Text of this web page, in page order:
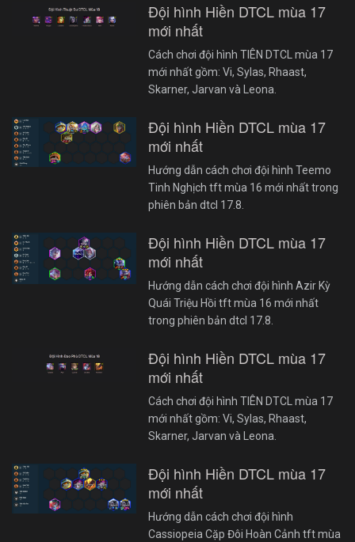
Đội hình Hiền DTCL mùa 17
mới nhất
Cách chơi đội hình TIÊN DTCL mùa 17
mới nhất gồm: Vi, Sylas, Rhaast,
Skarner, Jarvan và Leona.
Đội hình Hiền DTCL mùa 17
mới nhất
Hướng dẫn cách chơi đội hình Teemo
Tinh Nghịch tft mùa 16 mới nhất trong
phiên bản dtcl 17.8.
Đội hình Hiền DTCL mùa 17
mới nhất
Hướng dẫn cách chơi đội hình Azir Kỳ
Quái Triệu Hồi tft mùa 16 mới nhất
trong phiên bản dtcl 17.8.
Đội hình Hiền DTCL mùa 17
mới nhất
Cách chơi đội hình TIÊN DTCL mùa 17
mới nhất gồm: Vi, Sylas, Rhaast,
Skarner, Jarvan và Leona.
Đội hình Hiền DTCL mùa 17
mới nhất
Hướng dẫn cách chơi đội hình
Cassiopeia Cặp Đôi Hoàn Cảnh tft mùa